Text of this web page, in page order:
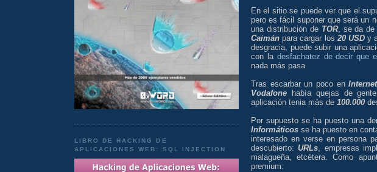
LIBRO DE HACKING DE
APLICACIONES WEB: SQL INJECTION
En el sitio se puede ver que el
pero es fácil suponer que será un
una distribución de TOR, se da de
Caimán para cargar los 20 USDy
desgracia, puede subir una
con la desfachatez de decir que
nada más pasa.
Tras escarbar un poco enInternet
Vodafone había quejas de
aplicación tenia más de 100.000
Por supuesto se ha puesto una
Informáticos se ha puesto en
interesado en verse en persona
descubierto:URLs, empresas
malagueña, etcétera. Como
premium: